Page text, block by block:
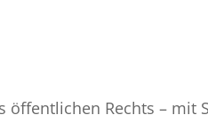
öffentlichen Rechts – mit